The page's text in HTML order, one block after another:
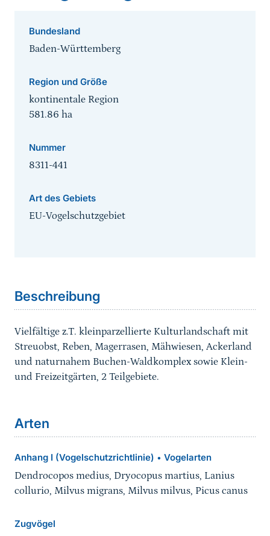
Bundesland
Baden-Württemberg
Region und Größe
kontinentale Region
581.86 ha
Nummer
8311-441
Art des Gebiets
EU-Vogelschutzgebiet
Beschreibung
Vielfältige z.T. kleinparzellierte Kulturlandschaft mit
Streuobst, Reben, Magerrasen, Mähwiesen, Ackerland
und naturnahem Buchen-Waldkomplex sowie Klein-
und Freizeitgärten, 2 Teilgebiete.
Arten
Anhang I (Vogelschutzrichtlinie) • Vogelarten
Dendrocopos medius, Dryocopus martius, Lanius
collurio, Milvus migrans, Milvus milvus, Picus canus
Zugvögel